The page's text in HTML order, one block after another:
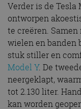
Verder is de Tesla
ontworpen
te creëren.
wielen en banden
stuk stiller en
Model Y. De
neergeklapt,
tot 2.130 liter.
kan worden